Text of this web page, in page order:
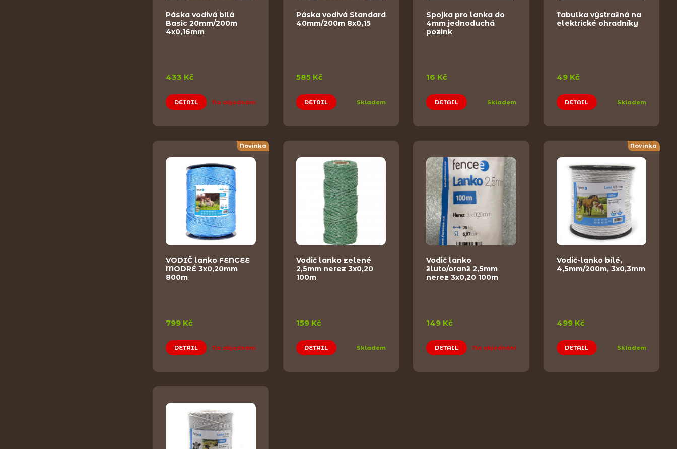
Páska vodivá bílá
Basic 20mm/200m
4x0,16mm
433 Kč
DETAIL Na objednání
Páska vodivá Standard
40mm/200m 8x0,15
585 Kč
DETAIL Skladem
Spojka pro lanka do
4mm jednoduchá
pozink
16 Kč
DETAIL Skladem
Tabulka výstražná na
elektrické ohradníky
49 Kč
DETAIL Skladem
Novinka
VODIČ lanko FENCEE
MODRÉ 3x0,20mm
800m
799 Kč
DETAIL Na objednání
Vodič lanko zelené
2,5mm nerez 3x0,20
100m
159 Kč
DETAIL Skladem
Vodič lanko
žluto/oranž 2,5mm
nerez 3x0,20 100m
149 Kč
DETAIL Na objednání
Novinka
Vodič-lanko bílé,
4,5mm/200m, 3x0,3mm
499 Kč
DETAIL Skladem